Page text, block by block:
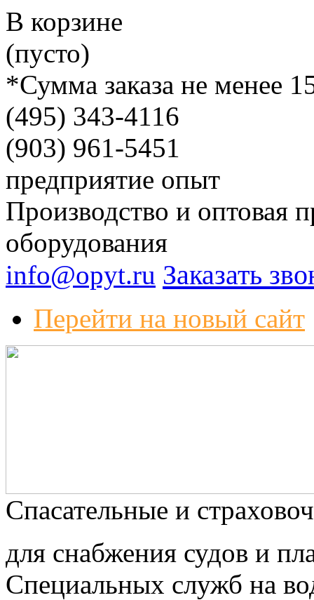
В корзине
(пусто)
*Сумма заказа не менее
(495) 343-4116
(903) 961-5451
предприятие опыт
Производство и оптовая
оборудования
info@opyt.ru Заказать
Перейти на новый сайт
Спасательные и
для снабжения судов и
Специальных служб на